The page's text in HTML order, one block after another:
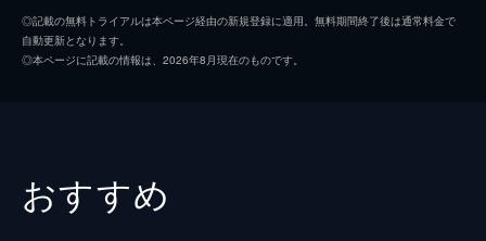
◎記載の無料トライアルは本ページ経由の新規登録に適用。無料期間終了後は通常料金で
自動更新となります。
◎本ページに記載の情報は、2026年8月現在のものです。
おすすめ